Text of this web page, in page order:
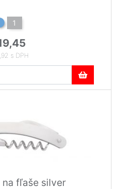
1
s DPH
fľaše silver